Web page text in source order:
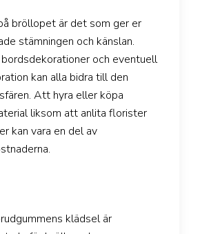
bröllopet är det som ger er
stämningen och känslan.
bordsdekorationer och eventuell
kan alla bidra till den
Att hyra eller köpa
liksom att anlita florister
kan vara en del av
klädsel är